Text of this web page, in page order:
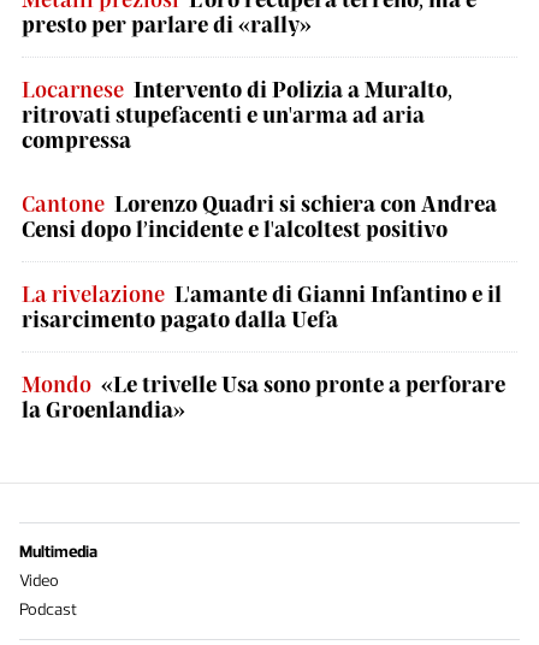
presto per parlare di «rally»
Locarnese Intervento di Polizia a Muralto,
ritrovati stupefacenti e un'arma ad aria
compressa
Cantone Lorenzo Quadri si schiera con Andrea
Censi dopo l’incidente e l'alcoltest positivo
La rivelazione L'amante di Gianni Infantino e il
risarcimento pagato dalla Uefa
Mondo «Le trivelle Usa sono pronte a perforare
la Groenlandia»
Multimedia
Video
Podcast